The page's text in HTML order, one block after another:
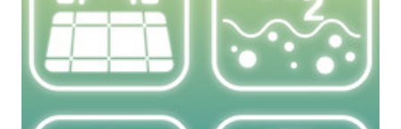
비를 실외에서 측정해야 해 외부 환경의 변수로 인해 정확하고 신뢰도 높
은 연비 정보를 확보하기가 어려웠다. (뉴스 이어보기)